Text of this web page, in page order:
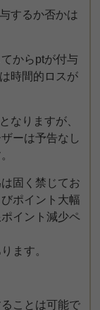
するか否かは
からptが付与
時間的ロスが
なりますが、
ーは予告なし
固く禁じてお
ポイント大幅
イント減少ペ
ます。
ことは可能で